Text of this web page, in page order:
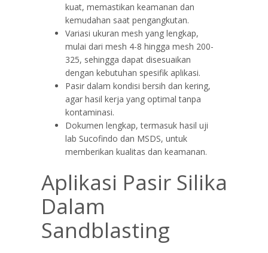
kuat, memastikan keamanan dan
kemudahan saat pengangkutan.
Variasi ukuran mesh yang lengkap,
mulai dari mesh 4-8 hingga mesh 200-
325, sehingga dapat disesuaikan
dengan kebutuhan spesifik aplikasi.
Pasir dalam kondisi bersih dan kering,
agar hasil kerja yang optimal tanpa
kontaminasi.
Dokumen lengkap, termasuk hasil uji
lab Sucofindo dan MSDS, untuk
memberikan kualitas dan keamanan.
Aplikasi Pasir Silika
Dalam
Sandblasting